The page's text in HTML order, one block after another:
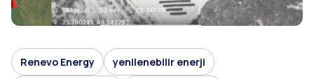
Renevo Energy yenilenebilir enerji